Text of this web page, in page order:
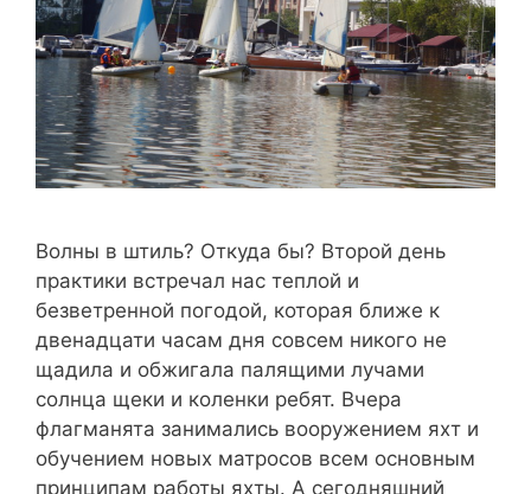
Волны в штиль? Откуда бы? Второй день
практики встречал нас теплой и
безветренной погодой, которая ближе к
двенадцати часам дня совсем никого не
щадила и обжигала палящими лучами
солнца щеки и коленки ребят. Вчера
флагманята занимались вооружением яхт и
обучением новых матросов всем основным
принципам работы яхты. А сегодняшний